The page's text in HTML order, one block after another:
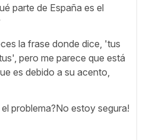
parte de España es el
la frase donde dice, 'tus
pero me parece que está
es debido a su acento,
problema?No estoy segura!